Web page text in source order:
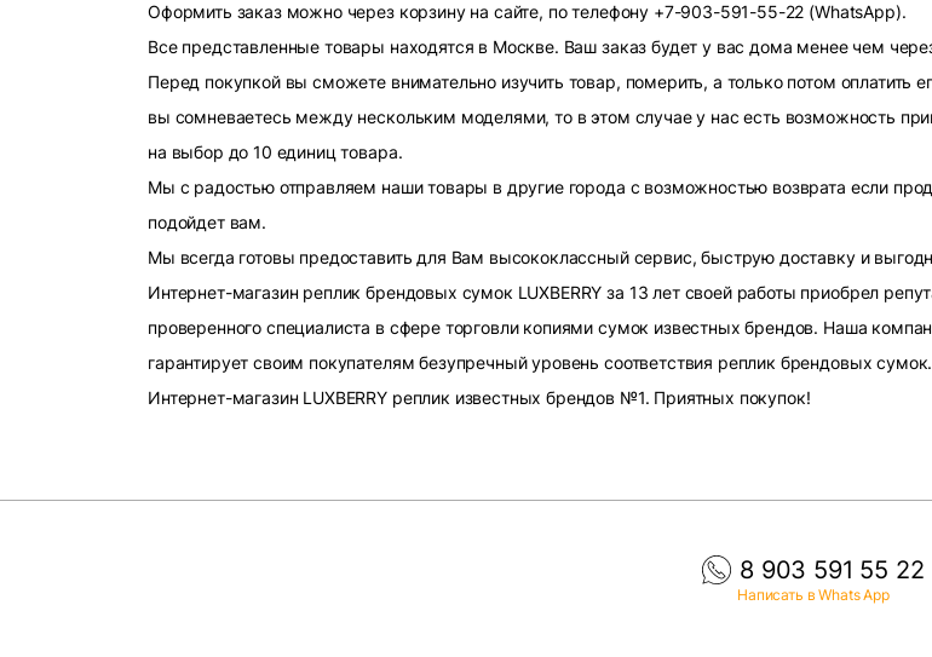
Оформить заказ можно через корзину на сайте, по телефону +7-903-591-55-22 (WhatsApp).
Все представленные товары находятся в Москве. Ваш заказ будет у вас дома менее чем
Перед покупкой вы сможете внимательно изучить товар, померить, а только потом оплатить
вы сомневаетесь между нескольким моделями, то в этом случае у нас есть возможность
на выбор до 10 единиц товара.
Мы с радостью отправляем наши товары в другие города с возможностью возврата если
подойдет вам.
Мы всегда готовы предоставить для Вам высококлассный сервис, быструю доставку и
Интернет-магазин реплик брендовых сумок LUXBERRY за 13 лет своей работы приобрел
проверенного специалиста в сфере торговли копиями сумок известных брендов. Наша
гарантирует своим покупателям безупречный уровень соответствия реплик брендовых сумок.
Интернет-магазин LUXBERRY реплик известных брендов №1. Приятных покупок!
8 903 591 55 22
Написать в Whats App